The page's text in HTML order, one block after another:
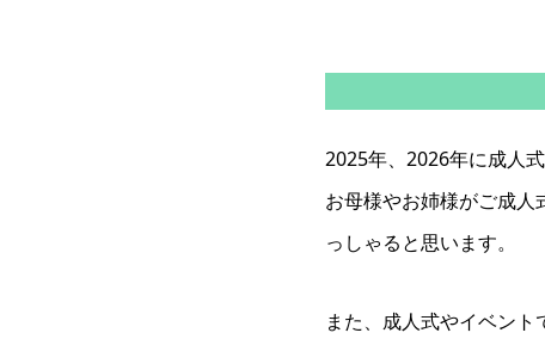
2025年、2026年に成人
お母様やお姉様がご成
っしゃると思います。
また、成人式やイベン